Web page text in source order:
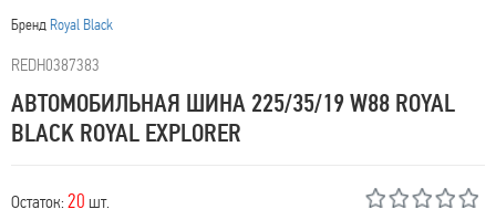
Бренд Royal Black
REDН0387383
АВТОМОБИЛЬНАЯ ШИНА 225/35/19 W88 ROYAL
BLACK ROYAL EXPLORER
Остаток: 20 шт.